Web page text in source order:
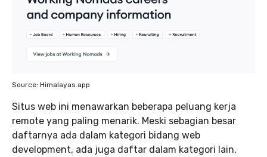
Source: Himalayas.app
Situs web ini menawarkan beberapa peluang kerja
remote yang paling menarik. Meski sebagian besar
daftarnya ada dalam kategori bidang web
development, ada juga daftar dalam kategori lain,